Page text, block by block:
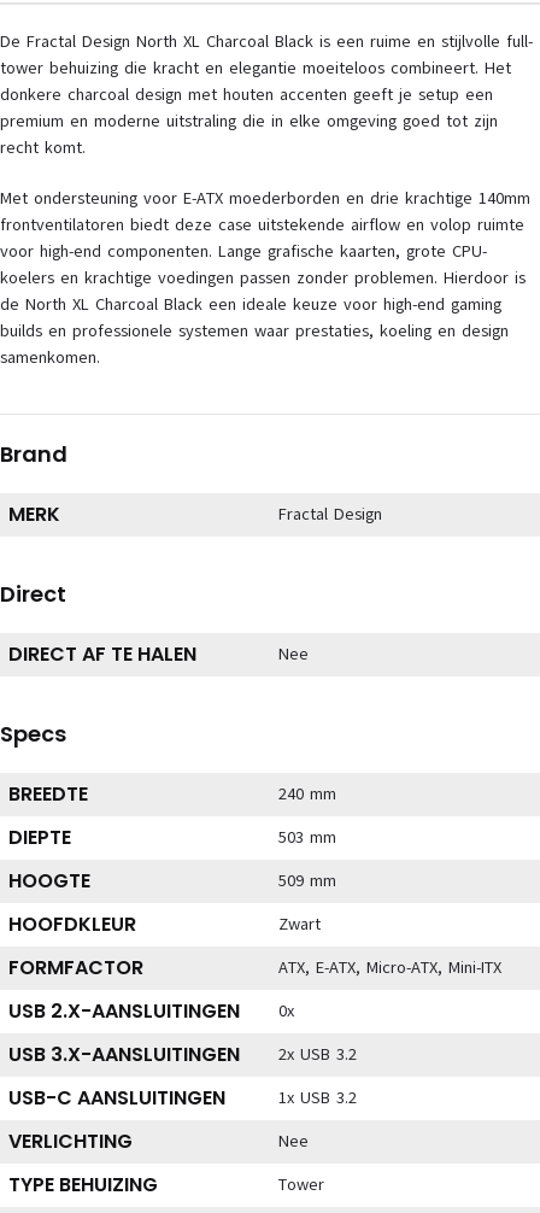
De Fractal Design North XL Charcoal Black is een ruime en stijlvolle full-
tower behuizing die kracht en elegantie moeiteloos combineert. Het
donkere charcoal design met houten accenten geeft je setup een
premium en moderne uitstraling die in elke omgeving goed tot zijn
recht komt.
Met ondersteuning voor E-ATX moederborden en drie krachtige 140mm
frontventilatoren biedt deze case uitstekende airflow en volop ruimte
voor high-end componenten. Lange grafische kaarten, grote CPU-
koelers en krachtige voedingen passen zonder problemen. Hierdoor is
de North XL Charcoal Black een ideale keuze voor high-end gaming
builds en professionele systemen waar prestaties, koeling en design
samenkomen.
Brand
MERK Fractal Design
Direct
DIRECT AF TE HALEN Nee
Specs
BREEDTE 240 mm
DIEPTE 503 mm
HOOGTE 509 mm
HOOFDKLEUR Zwart
FORMFACTOR ATX, E-ATX, Micro-ATX, Mini-ITX
USB 2.X-AANSLUITINGEN 0x
USB 3.X-AANSLUITINGEN 2x USB 3.2
USB-C AANSLUITINGEN 1x USB 3.2
VERLICHTING Nee
TYPE BEHUIZING Tower